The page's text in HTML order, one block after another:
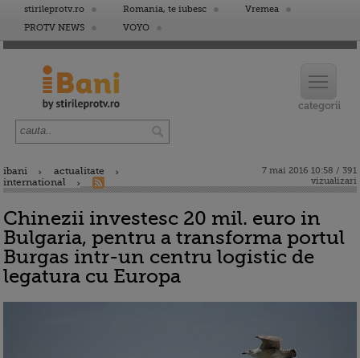
stirileprotv.ro Romania, te iubesc
Vremea
PROTV NEWS
VOYO
ibani
actualitate
international
7 mai 2016 10:58 / 391
vizualizari
Chinezii investesc 20 mil. euro in
Bulgaria, pentru a transforma portul
Burgas intr-un centru logistic de
legatura cu Europa